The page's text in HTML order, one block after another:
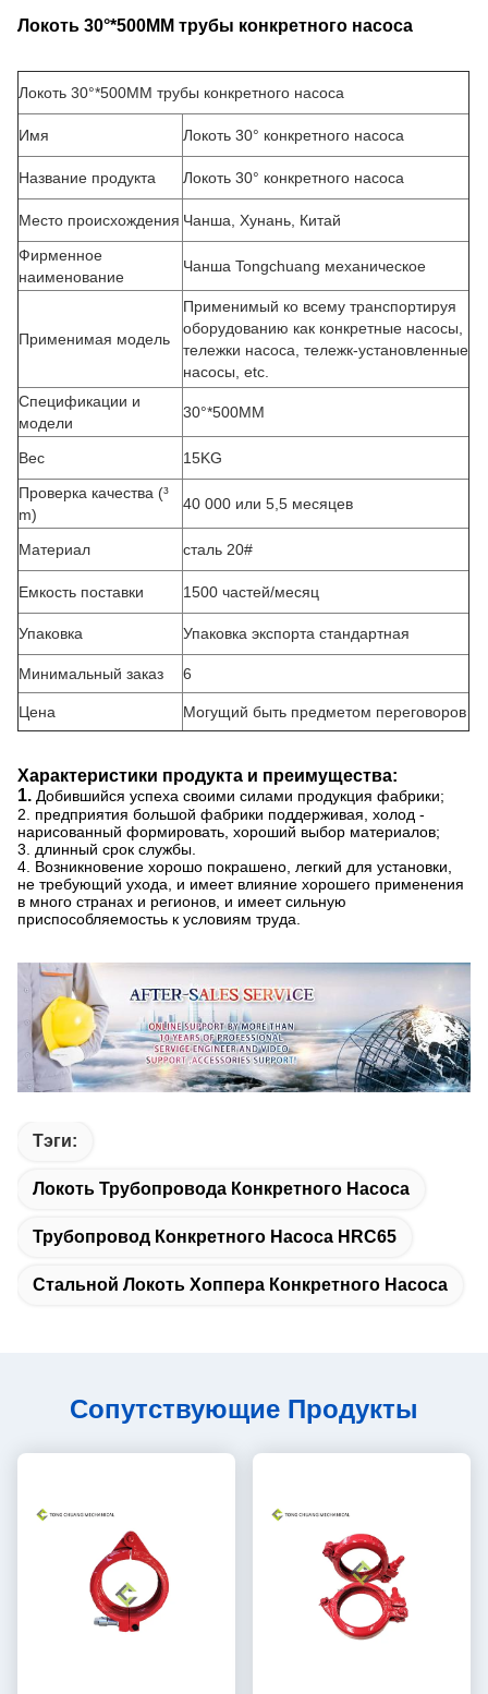
Локоть 30°*500MM трубы конкретного насоса
Локоть 30°*500MM трубы конкретного насоса
Имя Локоть 30° конкретного насоса
Название продукта Локоть 30° конкретного насоса
Место происхождения Чанша, Хунань, Китай
Фирменное
наименование
Чанша Tongchuang механическое
Применимая модель
Применимый ко всему транспортируя
оборудованию как конкретные насосы,
тележки насоса, тележк-установленные
насосы, etc.
Спецификации и
модели
30°*500MM
Вес
15KG
Проверка качества (³
m)
40 000 или 5,5 месяцев
Материал сталь 20#
Емкость поставки 1500 частей/месяц
Упаковка Упаковка экспорта стандартная
Минимальный заказ 6
Цена Могущий быть предметом переговоров
Характеристики продукта и преимущества:
1. Добившийся успеха своими силами продукция фабрики;
2. предприятия большой фабрики поддерживая, холод -
нарисованный формировать, хороший выбор материалов;
3. длинный срок службы.
4. Возникновение хорошо покрашено, легкий для установки,
не требующий ухода, и имеет влияние хорошего применения
в много странах и регионов, и имеет сильную
приспособляемостьь к условиям труда.
Тэги:
Локоть Трубопровода Конкретного Насоса
Трубопровод Конкретного Насоса HRC65
Стальной Локоть Хоппера Конкретного Насоса
Сопутствующие Продукты